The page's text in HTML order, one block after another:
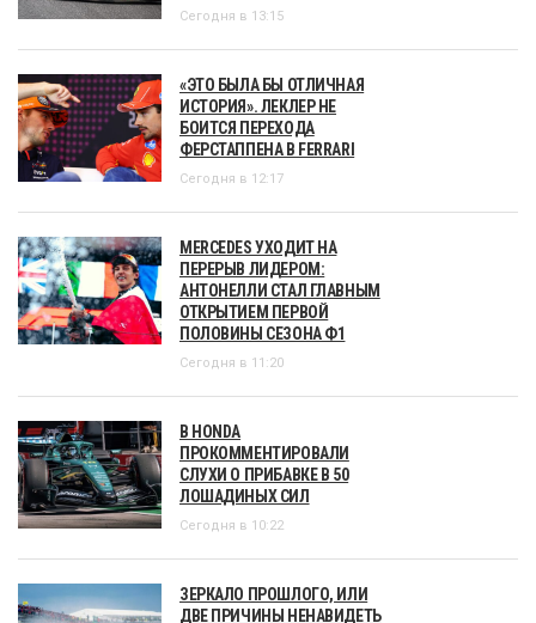
Сегодня в 13:15
«ЭТО БЫЛА БЫ ОТЛИЧНАЯ
ИСТОРИЯ». ЛЕКЛЕР НЕ
БОИТСЯ ПЕРЕХОДА
ФЕРСТАППЕНА В FERRARI
Сегодня в 12:17
MERCEDES УХОДИТ НА
ПЕРЕРЫВ ЛИДЕРОМ:
АНТОНЕЛЛИ СТАЛ ГЛАВНЫМ
ОТКРЫТИЕМ ПЕРВОЙ
ПОЛОВИНЫ СЕЗОНА Ф1
Сегодня в 11:20
В HONDA
ПРОКОММЕНТИРОВАЛИ
СЛУХИ О ПРИБАВКЕ В 50
ЛОШАДИНЫХ СИЛ
Сегодня в 10:22
ЗЕРКАЛО ПРОШЛОГО, ИЛИ
ДВЕ ПРИЧИНЫ НЕНАВИДЕТЬ